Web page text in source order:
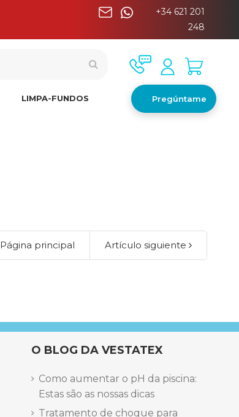
+34 621 201
248
LIMPA-FUNDOS Pregúntame
Página principal Artículo siguiente
O BLOG DA VESTATEX
Como aumentar o pH da piscina:
Estas são as nossas dicas
Tratamento de choque para